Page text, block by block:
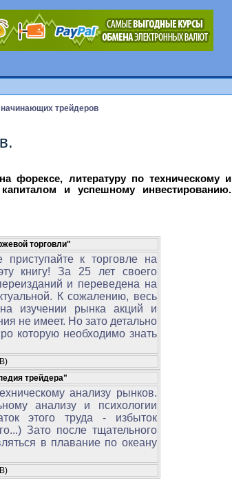
трейдеров
форексе, литературу по техническому и
и успешному инвестированию.
торговли"
к торговле на
книгу! За 25 лет своего
и переведена на
К сожалению, весь
изучении рынка акций и
не имеет. Но зато детально
которую необходимо знать
трейдера"
анализу рынков.
анализу и психологии
этого труда - избыток
Зато после тщательного
в плавание по океану